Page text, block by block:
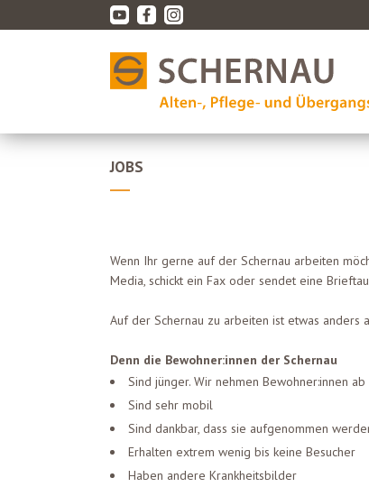
JOBS
Wenn Ihr gerne auf der Schernau arbeiten
Media, schickt ein Fax oder sendet eine
Auf der Schernau zu arbeiten ist etwas anders
Denn die Bewohner:innen der Schernau
Sind jünger. Wir nehmen Bewohner:innen
Sind sehr mobil
Sind dankbar, dass sie aufgenommen
Erhalten extrem wenig bis keine Besucher
Haben andere Krankheitsbilder